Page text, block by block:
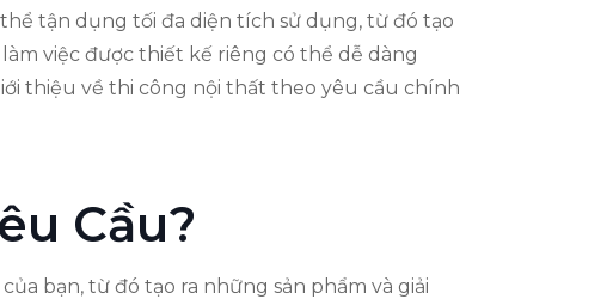
tận dụng tối đa diện tích sử dụng, từ đó tạo
việc được thiết kế riêng có thể dễ dàng
thiệu về thi công nội thất theo yêu cầu chính
Cầu?
bạn, từ đó tạo ra những sản phẩm và giải